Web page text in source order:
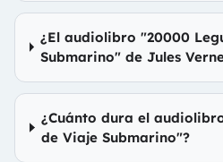
¿El audiolibro "20000
Submarino" de Jules
¿Cuánto dura el
de Viaje Submarino"?